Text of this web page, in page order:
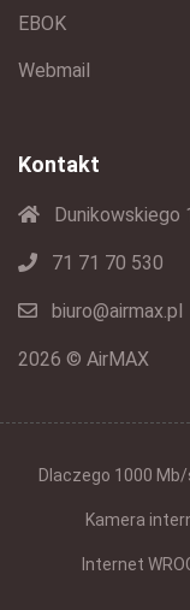
EBOK
Webmail
Kontakt
Dunikowskiego
71 71 70 530
biuro@airmax.pl
2026 © AirMAX
Dlaczego 1000
Kamera
Internet